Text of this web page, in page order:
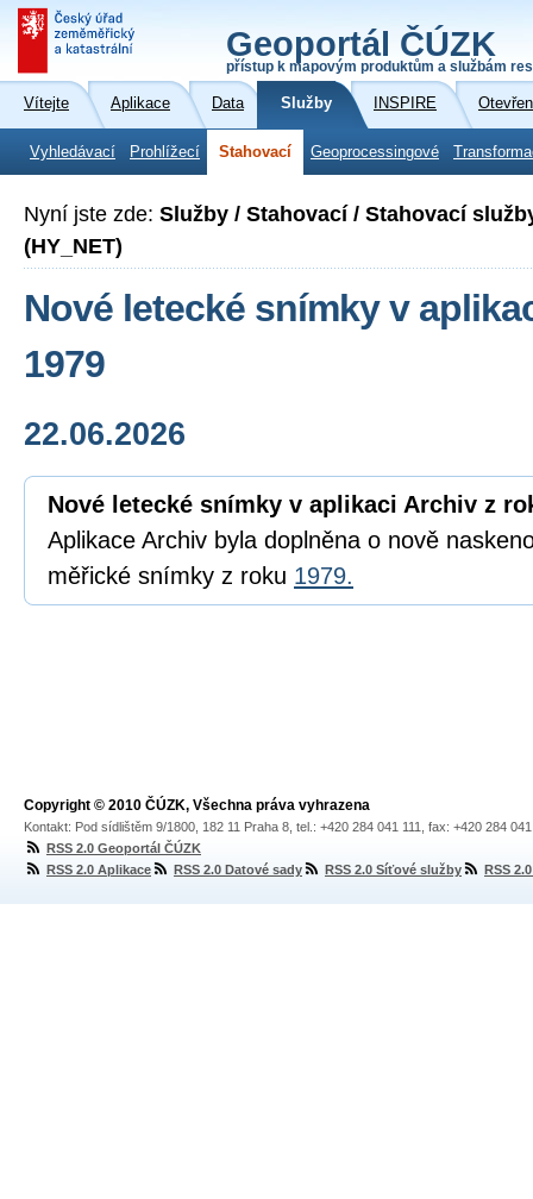
Geoportál ČÚZK
přístup k mapovým produktům a službám
Vítejte Aplikace Data Služby INSPIRE
Vyhledávací Prohlížecí Stahovací Geoprocessingové
Nyní jste zde: Služby / Stahovací / Stahovací
(HY_NET)
Nové letecké snímky v
1979
22.06.2026
Nové letecké snímky v aplikaci Archiv z
Aplikace Archiv byla doplněna o nově
měřické snímky z roku 1979.
Copyright © 2010 ČÚZK, Všechna práva vyhrazena
Kontakt: Pod sídlištěm 9/1800, 182 11 Praha 8, tel.: +420 284 041 111, fax: +420 284
RSS 2.0 Geoportál ČÚZK
RSS 2.0 Aplikace
RSS 2.0 Datové sady RSS 2.0 Síťové služby RSS